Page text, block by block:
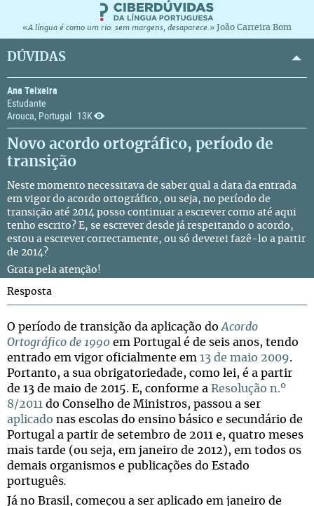
«A língua é como um rio: sem margens, desaparece.» João Carreira Bom
DÚVIDAS
Ana Teixeira
Estudante
Arouca, Portugal
13K
Novo acordo ortográfico, período de
transição
Neste momento necessitava de saber qual a data da entrada
em vigor do acordo ortográfico, ou seja, no período de
transição até 2014 posso continuar a escrever como até aqui
tenho escrito? E, se escrever desde já respeitando o acordo,
estou a escrever correctamente, ou só deverei fazê-lo a partir
de 2014?
Grata pela atenção!
Resposta
O período de transição da aplicação do Acordo
Ortográfico de 1990 em Portugal é de seis anos, tendo
entrado em vigor oficialmente em 13 de maio 2009.
Portanto, a sua obrigatoriedade, como lei, é a partir
de 13 de maio de 2015. E, conforme a Resolução n.º
8/2011 do Conselho de Ministros, passou a ser
aplicado nas escolas do ensino básico e secundário de
Portugal a partir de setembro de 2011 e, quatro meses
mais tarde (ou seja, em janeiro de 2012), em todos os
demais organismos e publicações do Estado
português.
Já no Brasil, começou a ser aplicado em janeiro de